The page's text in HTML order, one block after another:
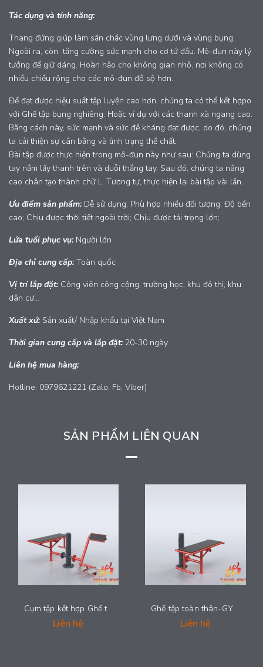
Tác dụng và tính năng:
Thang đứng giúp làm săn chắc vùng lưng dưới và vùng bụng.
Ngoài ra, còn tăng cường sức mạnh cho cơ tứ đầu. Mô-đun này lý
tưởng để giữ dáng. Hoàn hảo cho không gian nhỏ, nơi không có
nhiều chiều rộng cho các mô-đun đồ sộ hơn.
Để đạt được hiệu suất tập luyện cao hơn, chúng ta có thể kết hợpo
với Ghế tập bụng nghiêng. Hoặc ví dụ với các thanh xà ngang cao.
Bằng cách này, sức mạnh và sức đề kháng đạt được, do đó, chúng
ta cải thiện sự cân bằng và tình trạng thể chất.
Bài tập được thực hiện trong mô-đun này như sau: Chúng ta dùng
tay nắm lấy thanh trên và duỗi thẳng tay. Sau đó, chúng ta nâng
cao chân tạo thành chữ L. Tương tự, thực hiện lại bài tập vài lần.
Ưu điểm sản phẩm:Dễ sử dụng; Phù hợp nhiều đối tượng; Độ bền
cao; Chịu được thời tiết ngoài trời; Chịu được tải trọng lớn;
Lứa tuổi phục vụ:Người lớn
Địa chỉ cung cấp:Toàn quốc
Vị trí lắp đặt:Công viên công cộng, trường học, khu đô thị, khu
dân cư...
Xuất xứ:Sản xuất/ Nhập khẩu tại Việt Nam
Thời gian cung cấp và lắp đặt: 20-30 ngày
Liên hệ mua hàng:
Hotline: 0979621221 (Zalo, Fb, Viber)
SẢN PHẨM LIÊN QUAN
Cụm tập kết hợp Ghế tập và kéo giãn lưng-GYM037
Liên hệ
Ghế tập toàn thân-GYM036
Liên hệ